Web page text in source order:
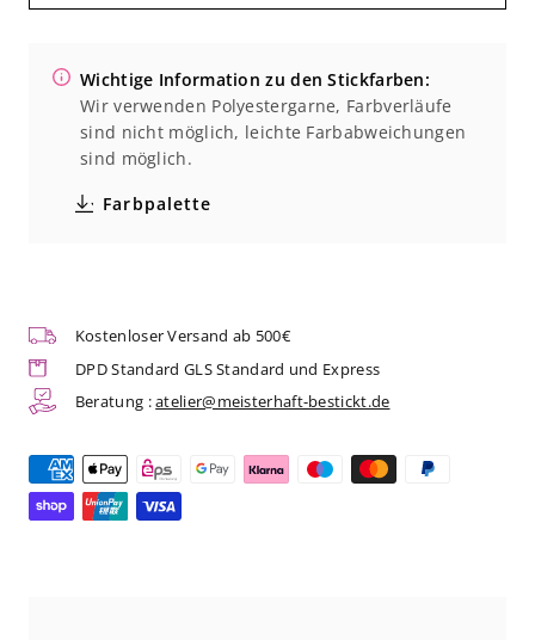
für
Kochjacke
Bikerstyle
2222
für
Kochjacke
Bikerstyle
|
Wichtige Information zu den Stickfarben:
Wir verwenden Polyestergarne, Farbverläufe
sind nicht möglich, leichte Farbabweichungen
sind möglich.
Farbpalette
Kostenloser Versand ab 500€
DPD Standard GLS Standard und Express
Beratung :atelier@meisterhaft-bestickt.de